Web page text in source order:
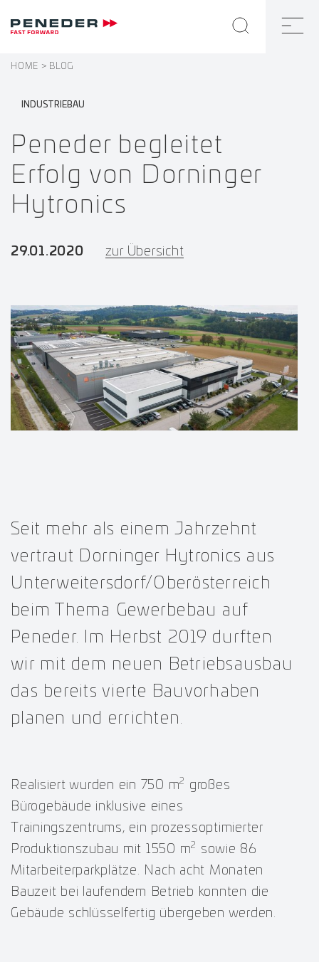
HOME BLOG
INDUSTRIEBAU
Peneder begleitet
Erfolg von Dorninger
Hytronics
29.01.2020 zur Übersicht
Seit mehr als einem Jahrzehnt
vertraut Dorninger Hytronics aus
Unterweitersdorf/Oberösterreich
beim Thema Gewerbebau auf
Peneder. Im Herbst 2019 durften
wir mit dem neuen Betriebsausbau
das bereits vierte Bauvorhaben
planen und errichten.
Realisiert wurden ein 750 m2
großes
Bürogebäude inklusive eines
Trainingszentrums, ein prozessoptimierter
Produktionszubau mit 1550 m2
sowie 86
Mitarbeiterparkplätze. Nach acht Monaten
Bauzeit bei laufendem Betrieb konnten die
Gebäude schlüsselfertig übergeben werden.